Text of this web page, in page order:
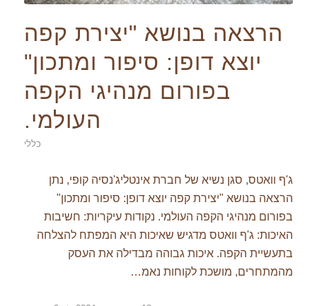
הרצאה בנושא "יצירת קפה
יוצא דופן: סיפור ומתכון"
בפורום מנהיגי הקפה
העולמי.
כללי
ג'ף וואטס, סגן נשיא של חברת אינטליג'נסיה קופי, נתן
הרצאה בנושא "יצירת קפה יוצא דופן: סיפור ומתכון"
בפורום מנהיגי הקפה העולמי. נקודות עיקריות: חשיבות
האיכות: ג'ף וואטס מדגיש שאיכות היא המפתח להצלחה
בתעשיית הקפה. איכות גבוהה מבדילה את העסק
מהמתחרים, מושכת לקוחות נאמ…